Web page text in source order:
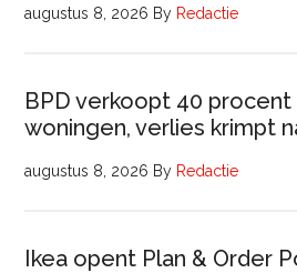
augustus 8, 2026 By Redactie
BPD verkoopt 40 procent
woningen, verlies krimpt
augustus 8, 2026 By Redactie
Ikea opent Plan & Order